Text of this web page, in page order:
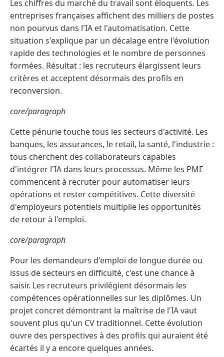
Les chiffres du marché du travail sont éloquents. Les
entreprises françaises affichent des milliers de postes
non pourvus dans l'IA et l'automatisation. Cette
situation s'explique par un décalage entre l'évolution
rapide des technologies et le nombre de personnes
formées. Résultat : les recruteurs élargissent leurs
critères et acceptent désormais des profils en
reconversion.
core/paragraph
Cette pénurie touche tous les secteurs d'activité. Les
banques, les assurances, le retail, la santé, l'industrie :
tous cherchent des collaborateurs capables
d'intégrer l'IA dans leurs processus. Même les PME
commencent à recruter pour automatiser leurs
opérations et rester compétitives. Cette diversité
d'employeurs potentiels multiplie les opportunités
de retour à l'emploi.
core/paragraph
Pour les demandeurs d'emploi de longue durée ou
issus de secteurs en difficulté, c'est une chance à
saisir. Les recruteurs privilégient désormais les
compétences opérationnelles sur les diplômes. Un
projet concret démontrant la maîtrise de l'IA vaut
souvent plus qu'un CV traditionnel. Cette évolution
ouvre des perspectives à des profils qui auraient été
écartés il y a encore quelques années.